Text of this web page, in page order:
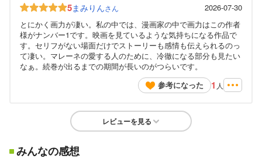
5まみりんさん
2026-07-30
とにかく画力が凄い。私の中では、漫画家の中で画力はこの作者
様がナンバー1です。映画を見ているような気持ちになる作品で
す。セリフがない場面だけでストーリーも感情も伝えられるのっ
て凄い。マレーネの愛する人のために、冷徹になる部分も見たい
なぁ。続巻が出るまでの期間が長いのがつらいです。
参考になった
1 人
レビューを見る
みんなの感想